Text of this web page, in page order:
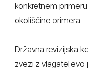
konkretnem
okoliščine primera.
Državna revizijska
zvezi z